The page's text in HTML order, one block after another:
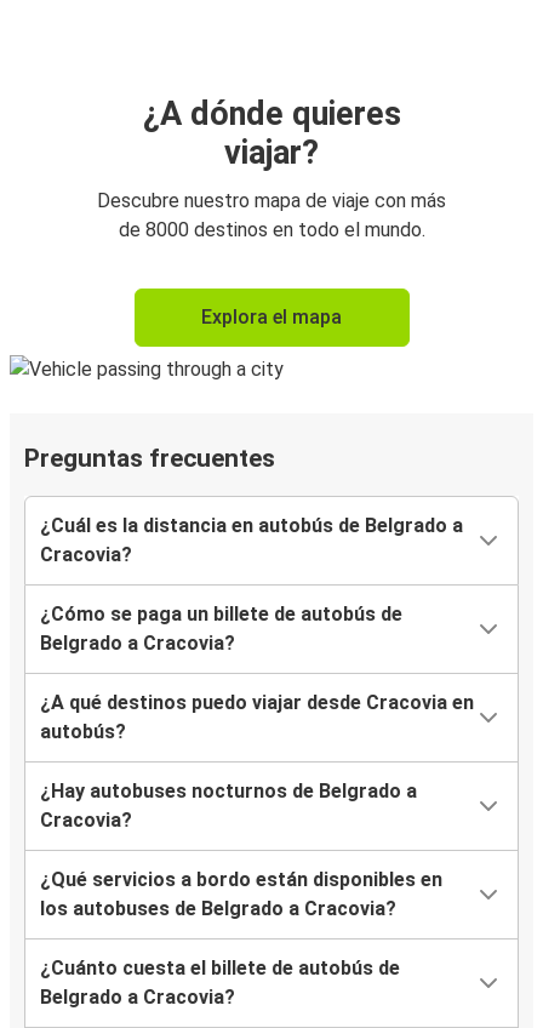
¿A dónde quieres
viajar?
Descubre nuestro mapa de viaje con más
de 8000 destinos en todo el mundo.
Explora el mapa
Preguntas frecuentes
¿Cuál es la distancia en autobús de Belgrado a
Cracovia?
¿Cómo se paga un billete de autobús de
Belgrado a Cracovia?
¿A qué destinos puedo viajar desde Cracovia en
autobús?
¿Hay autobuses nocturnos de Belgrado a
Cracovia?
¿Qué servicios a bordo están disponibles en
los autobuses de Belgrado a Cracovia?
¿Cuánto cuesta el billete de autobús de
Belgrado a Cracovia?